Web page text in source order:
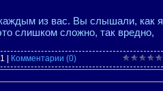
из вас. Вы слышали, как я
слишком сложно, так вредно,
Комментарии (0)